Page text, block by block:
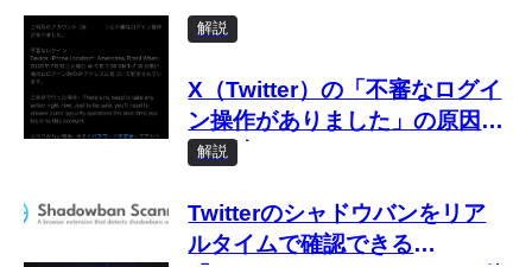
解説
X（Twitter）の「不審なログイ
ン操作がありました」の原因と
対処法
解説
Twitterのシャドウバンをリア
ルタイムで確認できる